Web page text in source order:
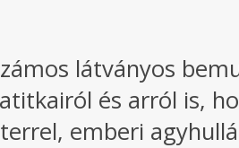
látványos
és arról is,
emberi